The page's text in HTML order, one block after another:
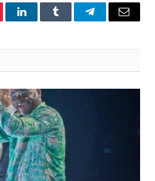
LinkedInTumblr TelegramEmail